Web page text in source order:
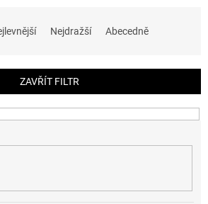
Nejdražší Abecedně
ZAVŘÍT FILTR